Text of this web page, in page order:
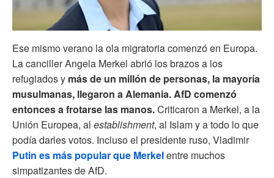
Ese mismo verano la ola migratoria comenzó en Europa.
La canciller Angela Merkel abrió los brazos a los
refugiados y más de un millón de personas, la mayoría
musulmanas, llegaron a Alemania. AfD comenzó
entonces a frotarse las manos.Criticaron a Merkel, a la
Unión Europea, al establishment, al Islam y a todo lo que
podía darles votos. Incluso el presidente ruso, Vladimir
Putin es más popular que Merkelentre muchos
simpatizantes de AfD.